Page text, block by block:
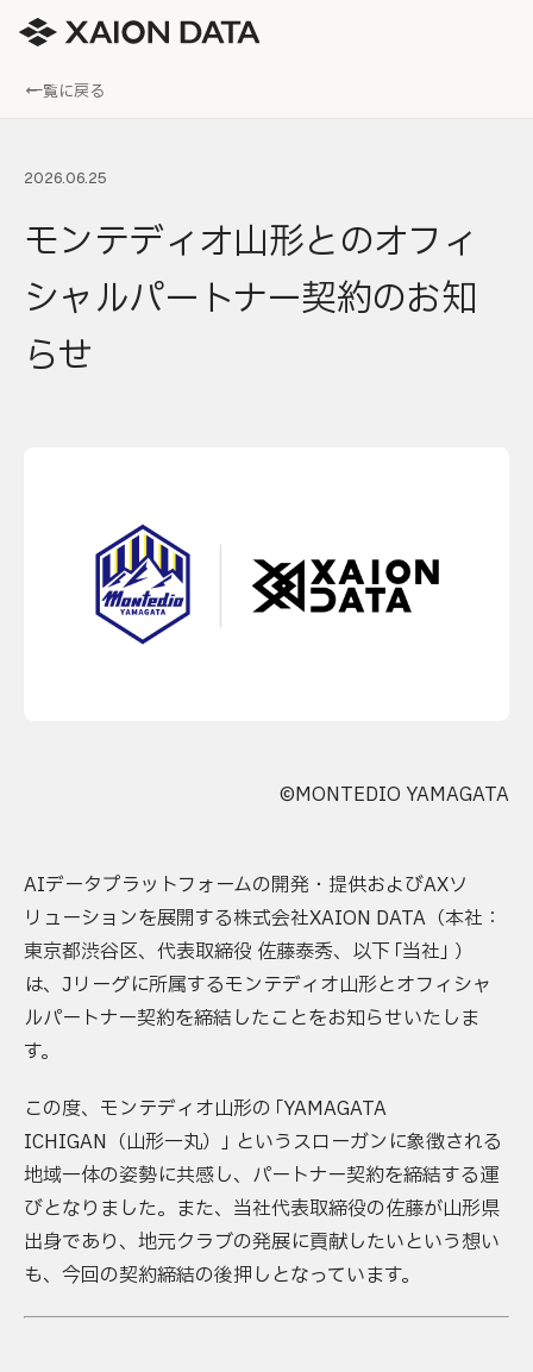
← 一覧に戻る
2026.06.25
モンテディオ山形とのオフィ
シャルパートナー契約のお知
らせ
©MONTEDIO YAMAGATA
AIデータプラットフォームの開発・提供およびAXソ
リューションを展開する株式会社XAION DATA（本社：
東京都渋谷区、代表取締役 佐藤泰秀、以下「当社」 ）
は、Jリーグに所属するモンテディオ山形とオフィシャ
ルパートナー契約を締結したことをお知らせいたしま
す。
この度、モンテディオ山形の「YAMAGATA
ICHIGAN（山形一丸） 」 というスローガンに象徴される
地域一体の姿勢に共感し、パートナー契約を締結する運
びとなりました。また、当社代表取締役の佐藤が山形県
出身であり、地元クラブの発展に貢献したいという想い
も、今回の契約締結の後押しとなっています。